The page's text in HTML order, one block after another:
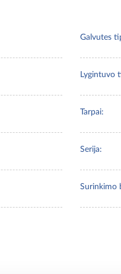
Galvutes
Lygintuvo
Tarpai:
Serija:
Surinkimo